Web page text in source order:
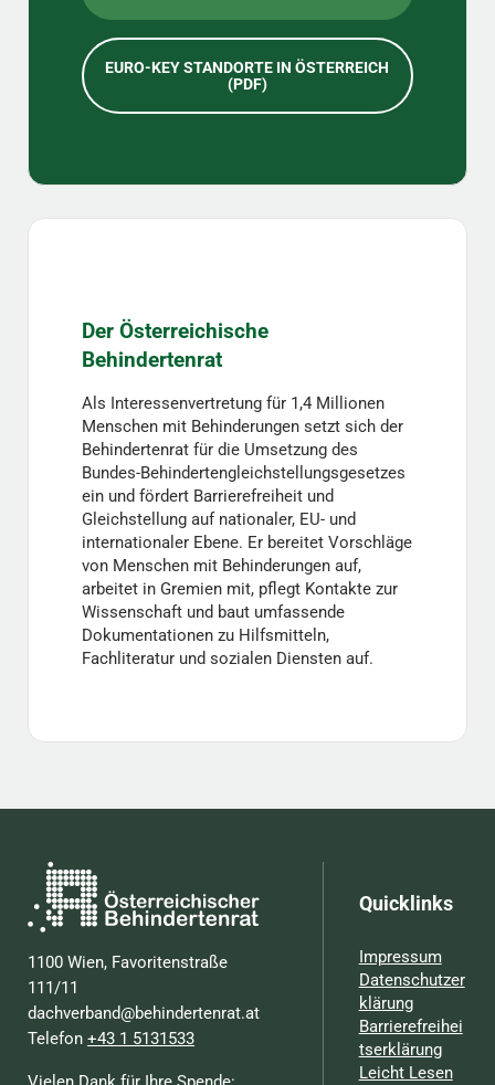
EURO-KEY STANDORTE IN ÖSTERREICH
(PDF)
Der Österreichische
Behindertenrat
Als Interessenvertretung für 1,4 Millionen
Menschen mit Behinderungen setzt sich der
Behindertenrat für die Umsetzung des
Bundes-Behindertengleichstellungsgesetzes
ein und fördert Barrierefreiheit und
Gleichstellung auf nationaler, EU- und
internationaler Ebene. Er bereitet Vorschläge
von Menschen mit Behinderungen auf,
arbeitet in Gremien mit, pflegt Kontakte zur
Wissenschaft und baut umfassende
Dokumentationen zu Hilfsmitteln,
Fachliteratur und sozialen Diensten auf.
1100 Wien, Favoritenstraße
111/11
dachverband@behindertenrat.at
Telefon+43 1 5131533
Quicklinks
Impressum
Datenschutzer
klärung
Barrierefreihei
tserklärung
Leicht Lesen